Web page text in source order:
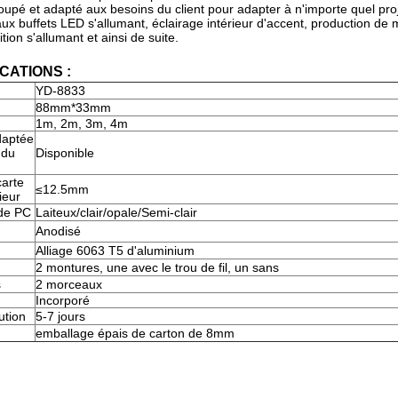
et adapté aux besoins du client pour adapter à n'importe quel
buffets LED s'allumant, éclairage intérieur d'accent, production
s'allumant et ainsi de suite.
:
YD-8833
88mm*33mm
1m, 2m, 3m, 4m
Disponible
≤12.5mm
PC Laiteux/clair/opale/Semi-clair
Anodisé
Alliage 6063 T5 d'aluminium
2 montures, une avec le trou de fil, un sans
2 morceaux
Incorporé
5-7 jours
emballage épais de carton de 8mm